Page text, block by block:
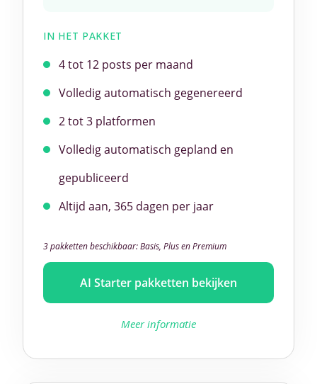
IN HET PAKKET
4 tot 12 posts per maand
Volledig automatisch gegenereerd
2 tot 3 platformen
Volledig automatisch gepland en
gepubliceerd
Altijd aan, 365 dagen per jaar
3 pakketten beschikbaar: Basis, Plus en Premium
AI Starter pakketten bekijken
Meer informatie